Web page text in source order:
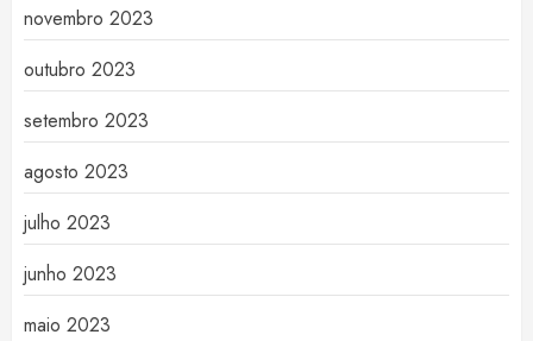
novembro 2023
outubro 2023
setembro 2023
agosto 2023
julho 2023
junho 2023
maio 2023